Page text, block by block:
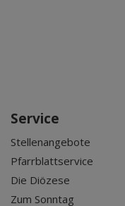
Service
Stellenangebote
Pfarrblattservice
Die Diözese
Zum Sonntag